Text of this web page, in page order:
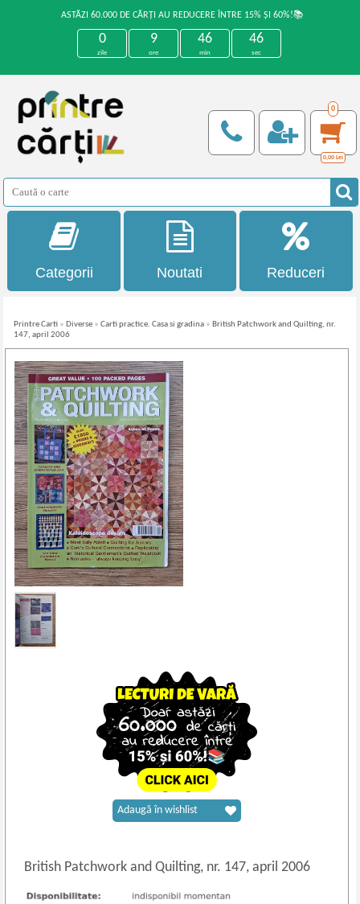
ASTĂZI 60.000 DE CĂRȚI AU REDUCERE ÎNTRE 15% ȘI 60%!📚
0
zile
9
ore
46
min
45
sec
0
0,00 Lei
Categorii Noutati Reduceri
Printre Carti » Diverse »Carti practice. Casa si gradina » British Patchwork and Quilting, nr.
147, april 2006
British Patchwork and Quilting, nr. 147, april 2006
Adaugă în wishlist